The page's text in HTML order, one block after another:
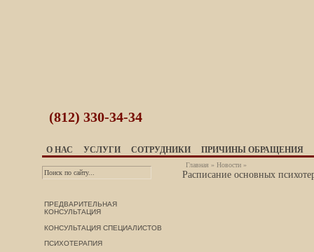
(812) 330-34-34
О НАС УСЛУГИ СОТРУДНИКИ ПРИЧИНЫ ОБРАЩЕНИЯ
ПРЕДВАРИТЕЛЬНАЯ
КОНСУЛЬТАЦИЯ
КОНСУЛЬТАЦИЯ СПЕЦИАЛИСТОВ
ПСИХОТЕРАПИЯ
Главная » Новости »
Расписание основных